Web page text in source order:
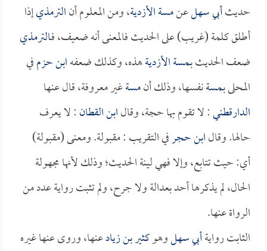
حديثأبي سهلعنمسة الأزدية، ومن المعلوم أنالترمذيإذا
أطلق كلمة (غريب) على الحديث فالمعنى أنه ضعيف، فـالترمذي
ضعف الحديث بـمسة الأزديةهذه، وكذلك ضعفهابن حزمفي
المحلى بـمسةنفسها، وذلك أنمسةغير معروفة، قال عنها
الدارقطني: لا تقوم بها حجة، وقالابن القطان: لا يعرف
حالها. وقالابن حجرفي التقريب : مقبولة. ومعنى (مقبولة)
أي: حيث تتابع، وإلا فهي لينة الحديث؛ وذلك لأنها مجهولة
الحال، لم يذكرها أحد بعدالة ولا جرح، ولم تثبت رواية عدد من
الرواة عنها.
الثابت روايةأبي سهلوهوكثير بن زيادعنها، وروى عنها غيره